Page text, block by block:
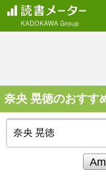
奈央 晃徳のおすす